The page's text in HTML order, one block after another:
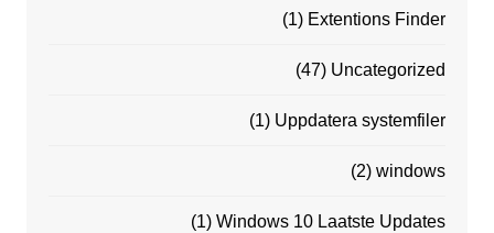
Extentions Finder
(1)
Uncategorized
(47)
Uppdatera systemfiler
(1)
windows
(2)
Windows 10 Laatste Updates
(1)